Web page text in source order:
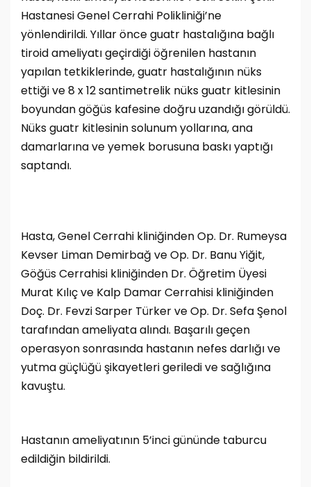
Hastanesi Genel Cerrahi Polikliniği’ne
yönlendirildi. Yıllar önce guatr hastalığına bağlı
tiroid ameliyatı geçirdiği öğrenilen hastanın
yapılan tetkiklerinde, guatr hastalığının nüks
ettiği ve 8 x 12 santimetrelik nüks guatr kitlesinin
boyundan göğüs kafesine doğru uzandığı görüldü.
Nüks guatr kitlesinin solunum yollarına, ana
damarlarına ve yemek borusuna baskı yaptığı
saptandı.
Hasta, Genel Cerrahi kliniğinden Op. Dr. Rumeysa
Kevser Liman Demirbağ ve Op. Dr. Banu Yiğit,
Göğüs Cerrahisi kliniğinden Dr. Öğretim Üyesi
Murat Kılıç ve Kalp Damar Cerrahisi kliniğinden
Doç. Dr. Fevzi Sarper Türker ve Op. Dr. Sefa Şenol
tarafından ameliyata alındı. Başarılı geçen
operasyon sonrasında hastanın nefes darlığı ve
yutma güçlüğü şikayetleri geriledi ve sağlığına
kavuştu.
Hastanın ameliyatının 5’inci gününde taburcu
edildiğin bildirildi.